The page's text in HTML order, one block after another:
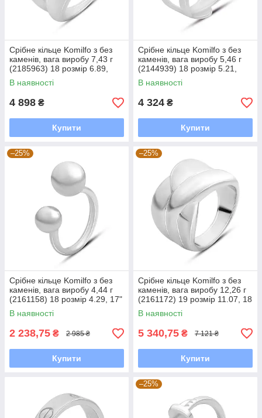
Срібне кільце Komilfo з без
каменів, вага виробу 7,43 г
(2185963) 18 розмір 6.89,
17.5
В наявності
4 898 ₴
Купити
Срібне кільце Komilfo з без
каменів, вага виробу 5,46 г
(2144939) 18 розмір 5.21,
17.5
В наявності
4 324 ₴
Купити
–25%
Срібне кільце Komilfo з без
каменів, вага виробу 4,44 г
(2161158) 18 розмір 4.29, 17"
В наявності
2 238,75 ₴ 2 985 ₴
Купити
–25%
Срібне кільце Komilfo з без
каменів, вага виробу 12,26 г
(2161172) 19 розмір 11.07, 18
В наявності
5 340,75 ₴ 7 121 ₴
Купити
–25%